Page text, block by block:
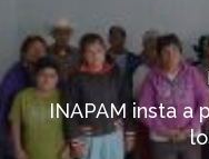
INAPAM insta